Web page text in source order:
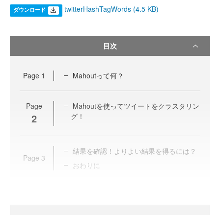
ダウンロード twitterHashTagWords (4.5 KB)
目次
Page 1 Mahoutって何？
Page
2
Mahoutを使ってツイートをクラスタリン
グ！
Page 3
結果を確認！よりよい結果を得るには？
おわりに